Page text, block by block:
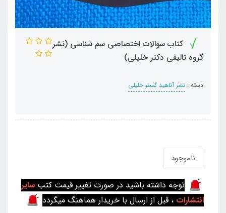
کتاب سوالات اختصاصی سم شناسی (نشر
گروه تالیفی دکتر خلیلی)
دسته : نشر آناهید گستر خلیلی
ناموجود
توجه داشته باشید در صورت تغییر قیمت کتب سایر
انتشارات ، قبل از ارسال با خریدار هماهنگ میگردد